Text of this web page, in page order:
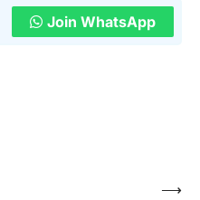
Join WhatsApp
⟶